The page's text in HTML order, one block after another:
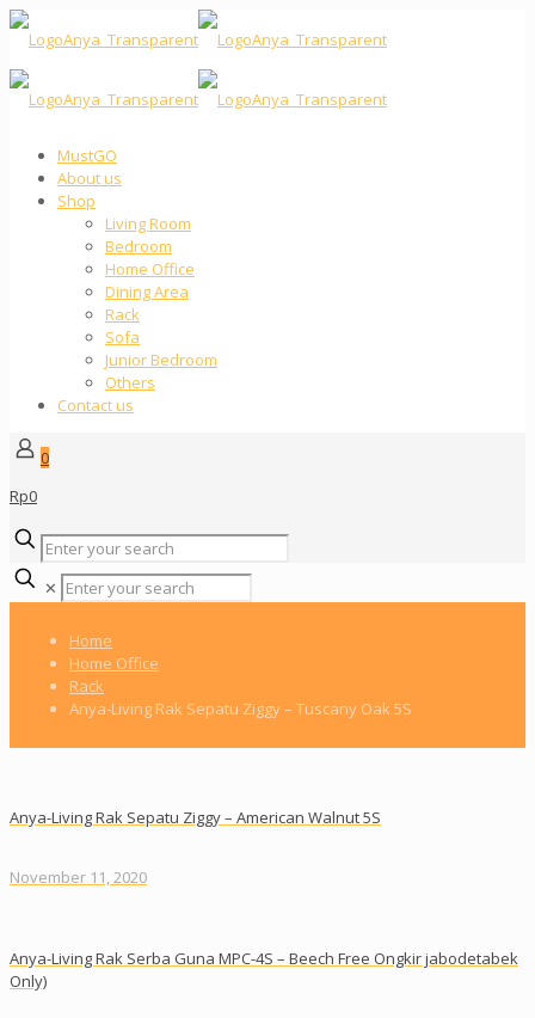
MustGO
About us
Shop
Living Room
Bedroom
Home Office
Dining Area
Rack
Sofa
Junior Bedroom
Others
Contact us
0
Rp0
✕
Home
Home Office
Rack
Anya-Living Rak Sepatu Ziggy – Tuscany Oak 5S
Anya-Living Rak Sepatu Ziggy – American Walnut 5S
November 11, 2020
Anya-Living Rak Serba Guna MPC-4S – Beech Free Ongkir jabodetabek
Only)